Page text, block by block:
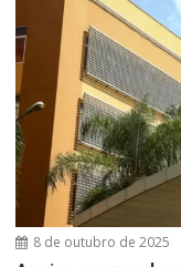
8 de outubro de 2025